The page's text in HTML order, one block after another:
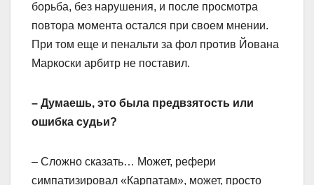
борьба, без нарушения, и после просмотра
повтора момента остался при своем мнении.
При том еще и пенальти за фол против Йована
Маркоски арбитр не поставил.
– Думаешь, это была предвзятость или
ошибка судьи?
– Сложно сказать… Может, рефери
симпатизировал «Карпатам», может, просто